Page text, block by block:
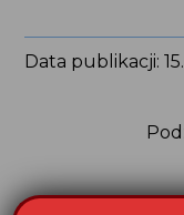
Data publikacji: